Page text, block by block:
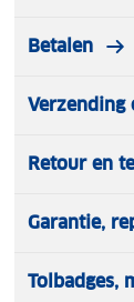
Betalen
Verzending
Retour en
Garantie,
Tolbadges,